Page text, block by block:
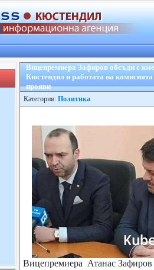
Вицепремиера Зафиров обсъди с
Кюстендил и работата на
прояви
Категория: Политика
Вицепремиера Атанас